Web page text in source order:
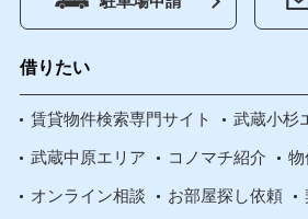
借りたい
賃貸物件検索専門サイト 武蔵小杉
武蔵中原エリア コノマチ紹介 物
オンライン相談 お部屋探し依頼